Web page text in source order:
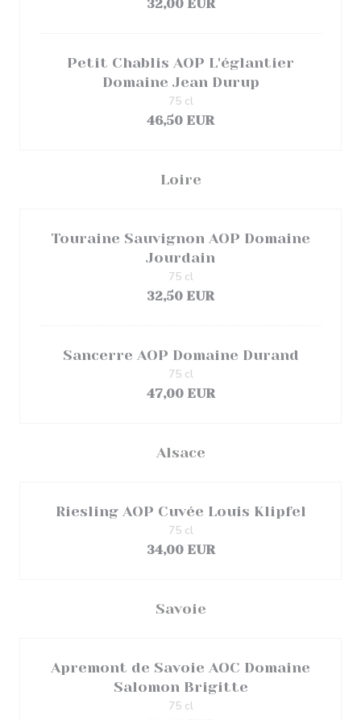
32,00 EUR
Petit Chablis AOP L'églantier
Domaine Jean Durup
46,50 EUR
75 cl
Loire
Touraine Sauvignon AOP Domaine
Jourdain
32,50 EUR
75 cl
Sancerre AOP Domaine Durand
47,00 EUR
75 cl
Alsace
Riesling AOP Cuvée Louis Klipfel
34,00 EUR
75 cl
Savoie
Apremont de Savoie AOC Domaine
Salomon Brigitte
75 cl